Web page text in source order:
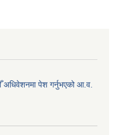
अधिवेशनमा पेश गर्नुभएको आ.व.